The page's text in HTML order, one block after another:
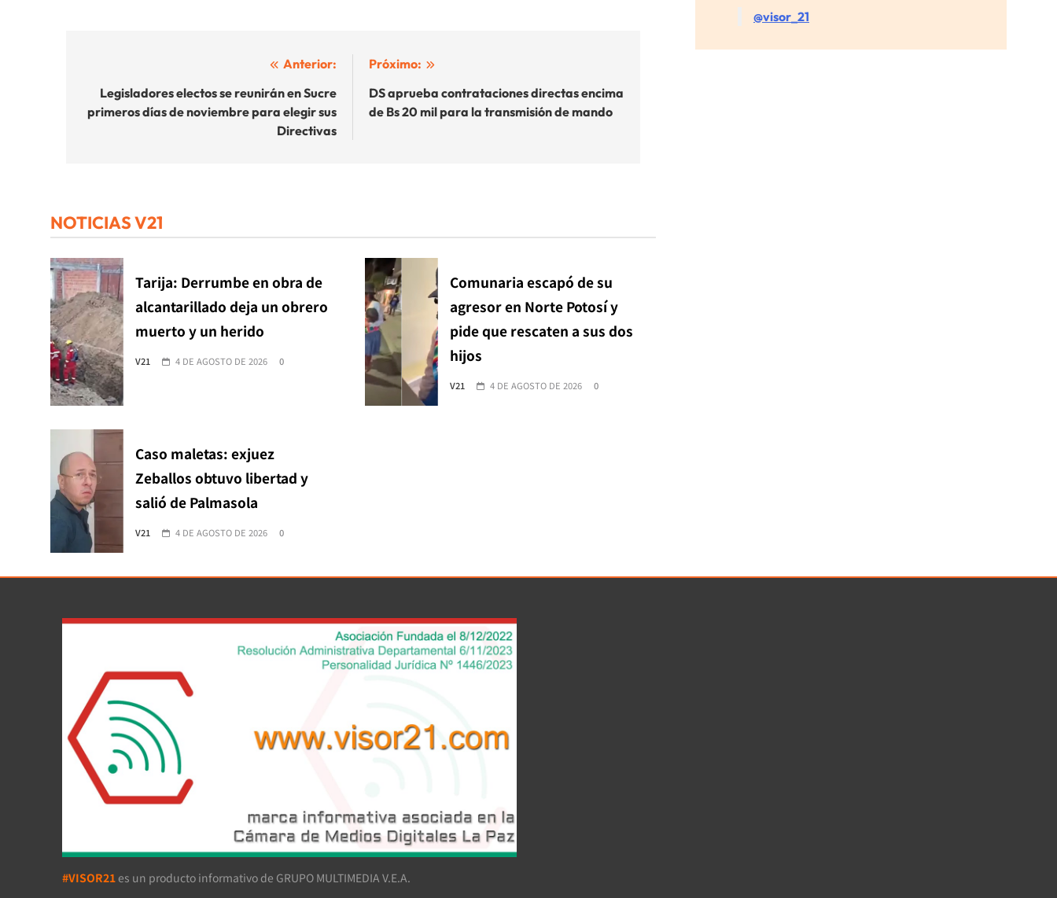
de
entradas
Anterior:
Legisladores electos se reunirán en Sucre
primeros días de noviembre para elegir sus
Directivas
Próximo:
DS aprueba contrataciones directas encima
de Bs 20 mil para la transmisión de mando
NOTICIAS V21
Tarija: Derrumbe en obra de
alcantarillado deja un obrero
muerto y un herido
V21 4 DE AGOSTO DE 2026 0
Comunaria escapó de su
agresor en Norte Potosí y
pide que rescaten a sus dos
hijos
V21 4 DE AGOSTO DE 2026 0
Caso maletas: exjuez
Zeballos obtuvo libertad y
salió de Palmasola
V21 4 DE AGOSTO DE 2026 0
@visor_21
#VISOR21 es un producto informativo de GRUPO MULTIMEDIA V.E.A.